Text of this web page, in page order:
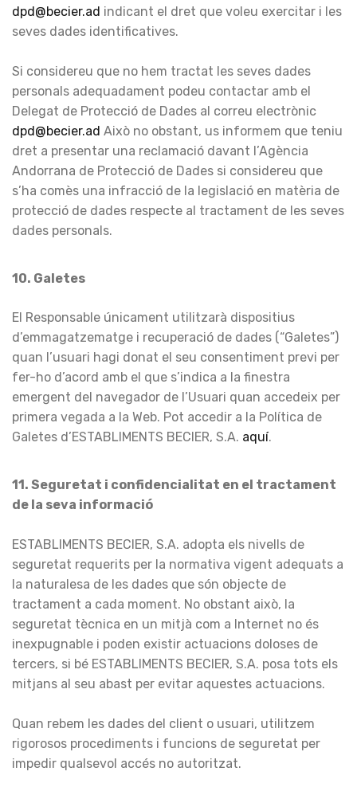
dpd@becier.ad indicant el dret que voleu exercitar i les
seves dades identificatives.
Si considereu que no hem tractat les seves dades
personals adequadament podeu contactar amb el
Delegat de Protecció de Dades al correu electrònic
dpd@becier.ad Això no obstant, us informem que teniu
dret a presentar una reclamació davant l’Agència
Andorrana de Protecció de Dades si considereu que
s’ha comès una infracció de la legislació en matèria de
protecció de dades respecte al tractament de les seves
dades personals.
10. Galetes
El Responsable únicament utilitzarà dispositius
d’emmagatzematge i recuperació de dades (“Galetes”)
quan l’usuari hagi donat el seu consentiment previ per
fer-ho d’acord amb el que s’indica a la finestra
emergent del navegador de l’Usuari quan accedeix per
primera vegada a la Web. Pot accedir a la Política de
Galetes d’ESTABLIMENTS BECIER, S.A. aquí.
11.Seguretat i confidencialitat en el tractament
de la seva informació
ESTABLIMENTS BECIER, S.A. adopta els nivells de
seguretat requerits per la normativa vigent adequats a
la naturalesa de les dades que són objecte de
tractament a cada moment. No obstant això, la
seguretat tècnica en un mitjà com a Internet no és
inexpugnable i poden existir actuacions doloses de
tercers, si bé ESTABLIMENTS BECIER, S.A. posa tots els
mitjans al seu abast per evitar aquestes actuacions.
Quan rebem les dades del client o usuari, utilitzem
rigorosos procediments i funcions de seguretat per
impedir qualsevol accés no autoritzat.